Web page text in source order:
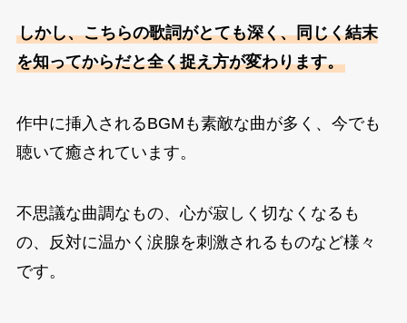
しかし、こちらの歌詞がとても深く、同じく結末
を知ってからだと全く捉え方が変わります。
作中に挿入されるBGMも素敵な曲が多く、今でも
聴いて癒されています。
不思議な曲調なもの、心が寂しく切なくなるも
の、反対に温かく涙腺を刺激されるものなど様々
です。